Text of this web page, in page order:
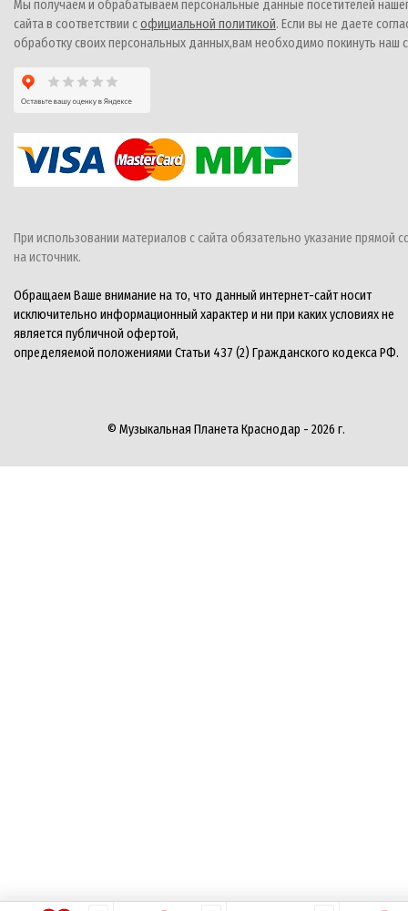
Мы получаем и обрабатываем персональные данные посетителей
сайта в соответствии софициальной политикой. Если вы не даете
обработку своих персональных данных,вам необходимо покинуть наш
При использовании материалов с сайта обязательно указание прямой
на источник.
Обращаем Ваше внимание на то, что данный интернет-сайт носит
исключительно информационный характер и ни при каких условиях не
является публичной офертой,
определяемой положениями Статьи 437 (2) Гражданского кодекса РФ.
© Музыкальная Планета Краснодар - 2026 г.